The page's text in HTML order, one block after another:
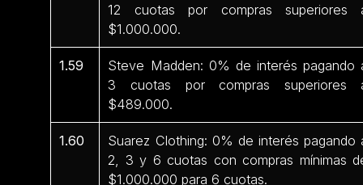
12 cuotas por compras superiores
$1.000.000.
1.59
Steve Madden: 0% de interés pagando
3 cuotas por compras superiores
$489.000.
1.60
Suarez Clothing: 0% de interés pagando
2, 3 y 6 cuotas con compras mínimas
$1.000.000 para 6 cuotas.